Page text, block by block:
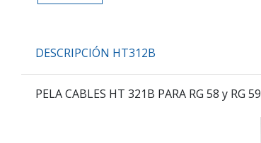
DESCRIPCIÓN HT312B
PELA CABLES HT 321B PARA RG 58 y RG 59